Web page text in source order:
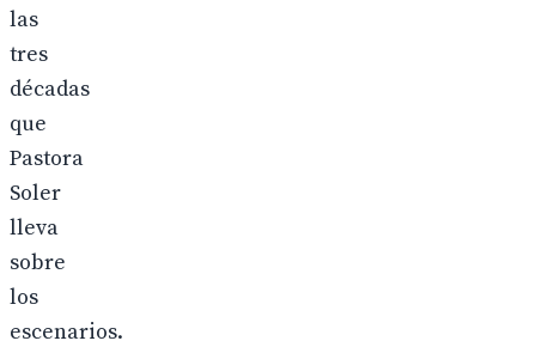
las
tres
décadas
que
Pastora
Soler
lleva
sobre
los
escenarios.